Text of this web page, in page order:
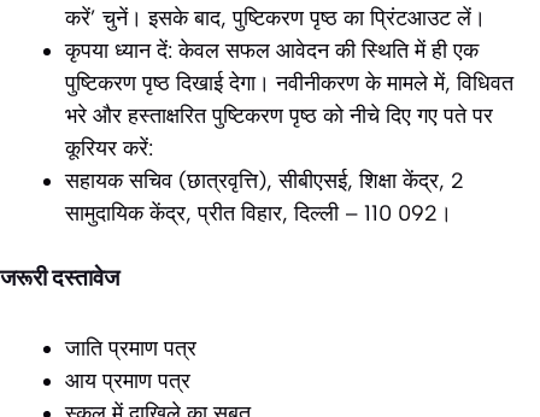
करें’ चुनें। इसके बाद, पुष्टिकरण पृष्ठ का प्रिंटआउट लें।
कृपया ध्यान दें: केवल सफल आवेदन की स्थिति में ही एक
पुष्टिकरण पृष्ठ दिखाई देगा। नवीनीकरण के मामले में, विधिवत
भरे और हस्ताक्षरित पुष्टिकरण पृष्ठ को नीचे दिए गए पते पर
कूरियर करें:
सहायक सचिव (छात्रवृत्ति), सीबीएसई, शिक्षा केंद्र, 2
सामुदायिक केंद्र, प्रीत विहार, दिल्ली – 110 092।
जरूरी दस्तावेज
जाति प्रमाण पत्र
आय प्रमाण पत्र